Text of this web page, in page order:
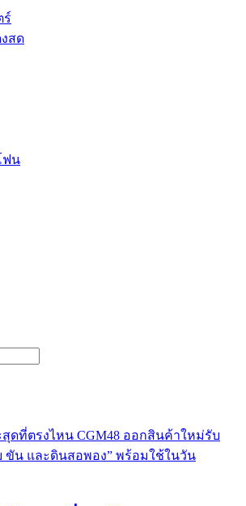
ร์
สด
ฟน